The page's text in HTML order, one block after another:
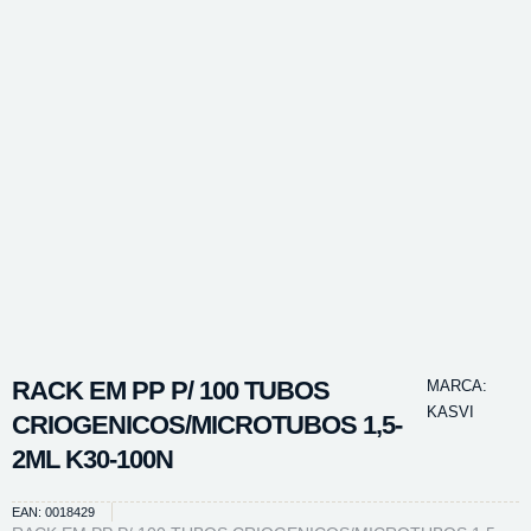
RACK EM PP P/ 100 TUBOS
CRIOGENICOS/MICROTUBOS 1,5-
2ML K30-100N
MARCA:
KASVI
EAN: 0018429